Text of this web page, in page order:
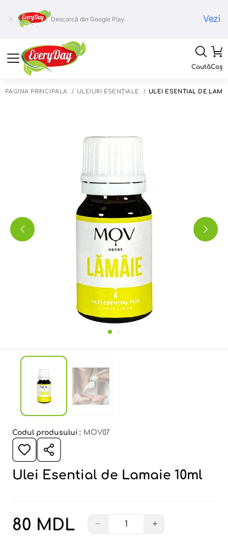
Descarcă din Google Play Vezi
CautăCoș
PAGINA PRINCIPALĂ ULEIURI ESENȚIALE ULEI ESENTIAL DE
Codul produsului : MOV07
Ulei Esential de Lamaie 10ml
80 MDL − +